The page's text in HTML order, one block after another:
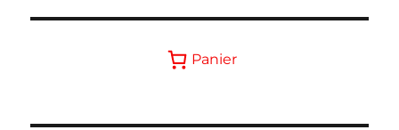
Panier